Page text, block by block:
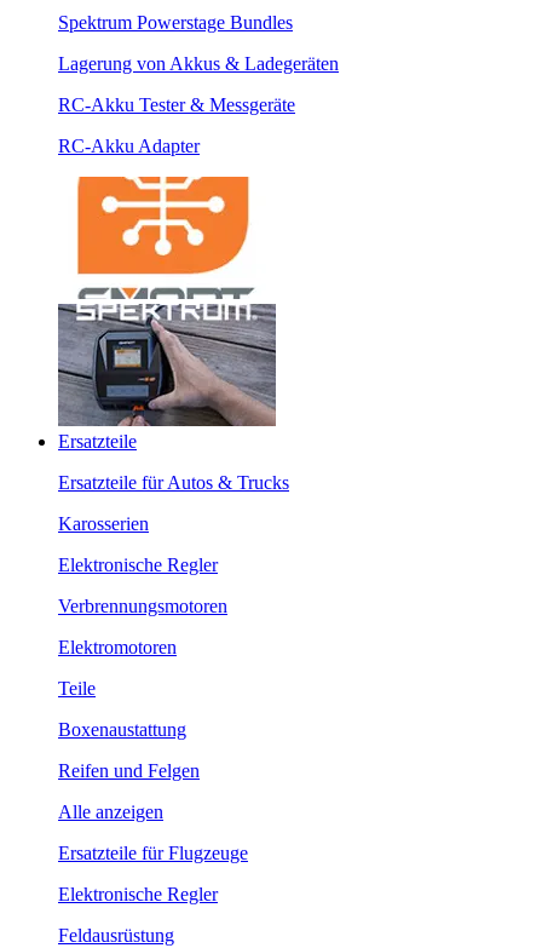
Spektrum Powerstage Bundles
Lagerung von Akkus & Ladegeräten
RC-Akku Tester & Messgeräte
RC-Akku Adapter
Ersatzteile
Ersatzteile für Autos & Trucks
Karosserien
Elektronische Regler
Verbrennungsmotoren
Elektromotoren
Teile
Boxenaustattung
Reifen und Felgen
Alle anzeigen
Ersatzteile für Flugzeuge
Elektronische Regler
Feldausrüstung